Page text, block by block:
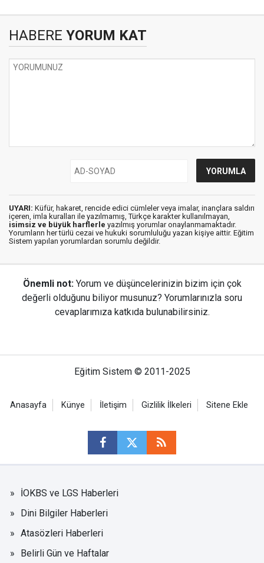
HABERE YORUM KAT
UYARI: Küfür, hakaret, rencide edici cümleler veya imalar, inançlara saldırı
içeren, imla kuralları ile yazılmamış, Türkçe karakter kullanılmayan,
isimsiz ve büyük harflerle yazılmış yorumlar onaylanmamaktadır.
Yorumların her türlü cezai ve hukuki sorumluluğu yazan kişiye aittir. Eğitim
Sistem yapılan yorumlardan sorumlu değildir.
Önemli not: Yorum ve düşüncelerinizin bizim için çok
değerli olduğunu biliyor musunuz? Yorumlarınızla soru
cevaplarımıza katkıda bulunabilirsiniz.
Eğitim Sistem © 2011-2025
Anasayfa Künye İletişim Gizlilik İlkeleri Sitene Ekle
İOKBS ve LGS Haberleri
Dini Bilgiler Haberleri
Atasözleri Haberleri
Belirli Gün ve Haftalar